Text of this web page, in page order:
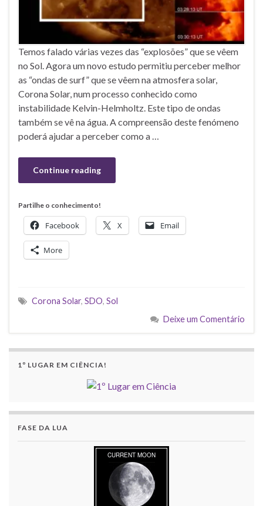
Temos falado várias vezes das “explosões” que se vêem
no Sol. Agora um novo estudo permitiu perceber melhor
as “ondas de surf” que se vêem na atmosfera solar,
Corona Solar, num processo conhecido como
instabilidade Kelvin-Helmholtz. Este tipo de ondas
também se vê na água. A compreensão deste fenómeno
poderá ajudar a perceber como a …
Continue reading
Partilhe o conhecimento!
Facebook X Email
More
Corona Solar, SDO, Sol
Deixe um Comentário
1º LUGAR EM CIÊNCIA!
FASE DA LUA